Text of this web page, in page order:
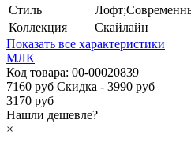
Стиль
Коллекция
Скайлайн
Показать все характеристики
МЛК
Код товара: 00-00020839
7160 руб Скидка - 3990 руб
3170 руб
Нашли дешевле?
×